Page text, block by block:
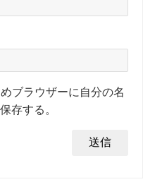
ブラウザーに自分の名
存する。